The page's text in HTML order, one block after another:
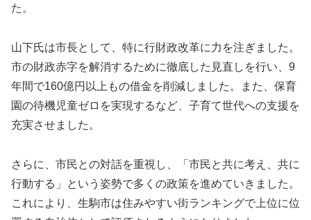
た。
山下氏は市長として、特に行財政改革に力を注ぎました。
市の財政赤字を解消するために徹底した見直しを行い、9
年間で160億円以上もの借金を削減しました。また、保育
園の待機児童ゼロを実現するなど、子育て世代への支援を
充実させました。
さらに、市民との対話を重視し、「市民と共に考え、共に
行動する」という姿勢で多くの政策を進めていきました。
これにより、生駒市は住みやすい街ランキングで上位に位